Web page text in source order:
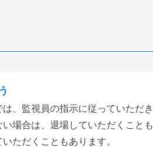
、監視員の指示に従っていただき
い場合は、退場していただくことも
ただくこともあります。